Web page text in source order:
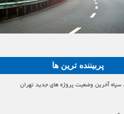
پربیننده ترین ها
سپاه آخرین وضعیت پروژه های جدید تهران